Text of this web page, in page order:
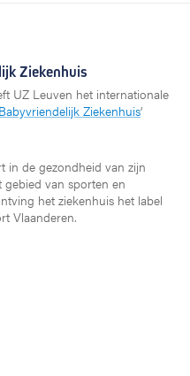
Ziekenhuis
UZ Leuven het internationale
Babyvriendelijk Ziekenhuis’
in de gezondheid van zijn
van sporten en
het ziekenhuis het label
Vlaanderen.